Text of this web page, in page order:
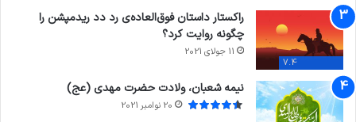
7.4
راکستار داستان فوق‌العاده‌ی رد دد ریدمپشن را
چگونه روایت کرد؟
11 جولای 2021
نیمه شعبان، ولادت حضرت مهدی (عج)
20 نوامبر 2021